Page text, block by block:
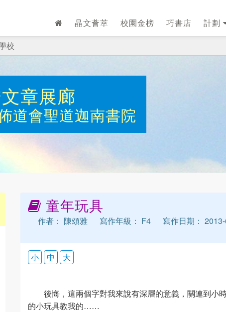
晶文薈萃 校園金榜 巧書店 計劃
校
章展廊
道會聖道迦南書院
童年玩具
作者： 陳頌雅 寫作年級： F4 寫作日期：
小 中 大
後悔，這兩個字對我來說有深層的意義，關連到小
的小玩具教我的……